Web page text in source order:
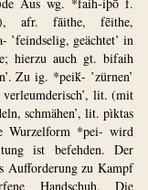
afr. fāithe, fēithe,
geächtet’ in
hierzu auch gt. bifaih
Zu ig. *peiḱ- ‛zürnen’
verleumderisch’, lit. (mit
schmähen’, lit. pìktas
Wurzelform *pei- wird
ist befehden. Der
Aufforderung zu Kampf
Handschuh. Die